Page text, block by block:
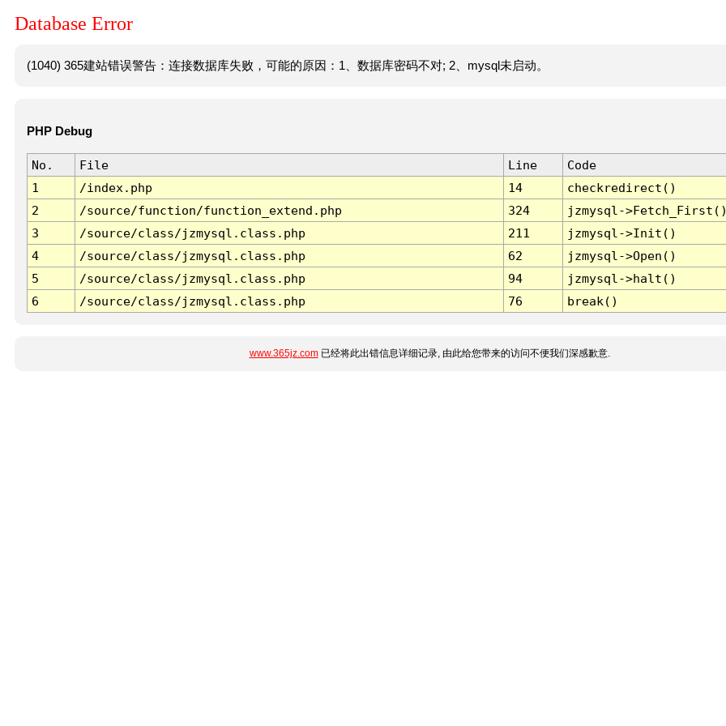
Database Error
(1040) 365建站错误警告：连接数据库失败，可能的原因：1、数据库密码不对; 2、mysql未启动。
PHP Debug
No. File Line
Code
1
/index.php 14
checkredirect()
2
/source/function/function_extend.php 324
jzmysql-
3
/source/class/jzmysql.class.php 211
jzmysql->Init()
4
/source/class/jzmysql.class.php 62
jzmysql->Open()
5
/source/class/jzmysql.class.php 94
jzmysql->halt()
6
/source/class/jzmysql.class.php 76 break()
www.365jz.com已经将此出错信息详细记录, 由此给您带来的访问不便我们深感歉意.